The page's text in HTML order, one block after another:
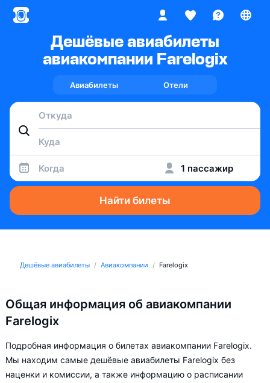
Дешёвые авиабилеты
авиакомпании Farelogix
Авиабилеты Отели
Когда 1 пассажир
Найти билеты
Дешёвые авиабилеты Авиакомпании Farelogix
Общая информация об авиакомпании
Farelogix
Подробная информация о билетах авиакомпании Farelogix.
Мы находим самые дешёвые авиабилеты Farelogix без
наценки и комиссии, а также информацию о расписании